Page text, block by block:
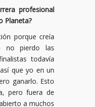
profesional
Planeta?
porque creía
no pierdo las
todavía
que yo en un
ganarlo. Esto
pero fuera de
a muchos